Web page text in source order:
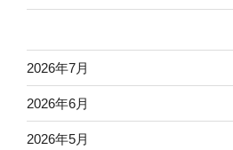
2026年7月
2026年6月
2026年5月